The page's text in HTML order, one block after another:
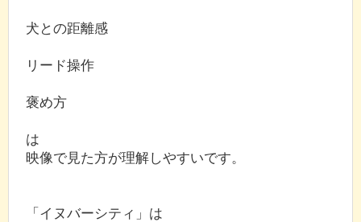
犬との距離感
リード操作
褒め方
は
映像で見た方が理解しやすいです。
「イヌバーシティ」は